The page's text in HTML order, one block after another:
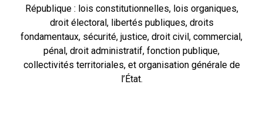
République : lois constitutionnelles, lois organiques,
droit électoral, libertés publiques, droits
fondamentaux, sécurité, justice, droit civil, commercial,
pénal, droit administratif, fonction publique,
collectivités territoriales, et organisation générale de
l’État.